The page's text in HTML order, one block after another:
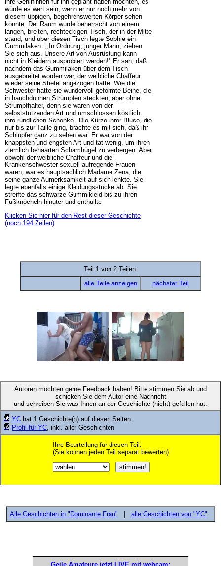
ihre Gehilfinnen für ihn geplant haben mochten, es
würde es wert sein, wenn er nur noch mehr von
diesem üppigen, begehrenswerten Körper sehen
könnte. Der Raum wurde beherrscht von einem
langen, breiten, rechteckigen Tisch, der in der Mitte
stand, und über diesen Tisch legte Sophie ein
Gummilaken. ,,In Ordnung, junger Mann, ziehen
Sie sich aus. Unsere Art von Ausrüstung kann
nicht in Kleidern ausprobiert werden!" Er sah, daß
nachdem das Gummilaken über dem Tisch
ausgebreitet worden war, der weibliche Chaffeur
wieder seine Stiefel angezogen hatte. Wie die
Schwester hatte sie wundervoll geformte Beine, die
in hauchdünnen Strümpfen steckten, aber ohne
Strumpfhalter, denn sie waren von der
selbststützenden Art und umschlossen köstlich
ihre rundlichen Schenkel. Die Kürze ihrer Bluse, die
nur bis zur Taille ging, brachte es mit sich, daß ihr
Schlüpfer ganz zu sehen war. Er war von der
knappsten und engsten Art und tat wenig, um ihren
ziemlich behaarten Schamhügel zu verbergen. Aber
obwohl der weibliche Chaffeur und die
Krankenschwester sexuell aufregende Frauen
waren, war es hauptsächlich Madame Zena, die
seine ganze Aumerksamkeit auf sich lenkte. Sie
legte ebenfalls einige Kleidungsstücke ab. Sie
streifte das schwarze Gummikleid bis zu ihren
Fußknöcheln hinuter und enthüllte
Klicken Sie hier für den Rest dieser Geschichte
(noch 194 Zeilen)
Teil 1 von 2 Teilen.
alle Teile anzeigen
nächster Teil
Autoren möchten gerne Feedback haben! Bitte stimmen Sie ab und
schicken Sie dem Autor eine Nachricht
und schreiben Sie was Ihnen an der Geschichte (nicht) gefallen hat.
YC hat 1 Geschichte(n) auf diesen Seiten.
Profil für YC, inkl. aller Geschichten
Ihre Beurteilung für diesen Teil:
(Sie können jeden Teil separat bewerten)
Alle Geschichten in "Dominante Frau" alle Geschichten von "YC"
Geile Amateure jetzt LIVE mit webcam: